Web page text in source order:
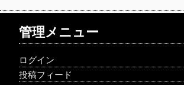
管理メニュー
ログイン
投稿フィード